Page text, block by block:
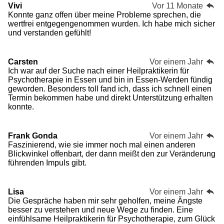
Vivi
Vor 11 Monate
Konnte ganz offen über meine Probleme sprechen, die
wertfrei entgegengenommen wurden. Ich habe mich sicher
und verstanden gefühlt!
Carsten
Vor einem Jahr
Ich war auf der Suche nach einer Heilpraktikerin für
Psychotherapie in Essen und bin in Essen-Werden fündig
geworden. Besonders toll fand ich, dass ich schnell einen
Termin bekommen habe und direkt Unterstützung erhalten
konnte.
Frank Gonda
Vor einem Jahr
Faszinierend, wie sie immer noch mal einen anderen
Blickwinkel offenbart, der dann meißt den zur Veränderung
führenden Impuls gibt.
Lisa
Vor einem Jahr
Die Gespräche haben mir sehr geholfen, meine Ängste
besser zu verstehen und neue Wege zu finden. Eine
einfühlsame Heilpraktikerin für Psychotherapie, zum Glück